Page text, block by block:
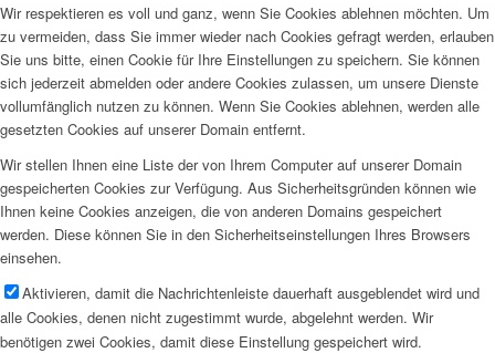
Wir respektieren es voll und ganz, wenn Sie Cookies ablehnen möchten. Um
zu vermeiden, dass Sie immer wieder nach Cookies gefragt werden, erlauben
Sie uns bitte, einen Cookie für Ihre Einstellungen zu speichern. Sie können
sich jederzeit abmelden oder andere Cookies zulassen, um unsere Dienste
vollumfänglich nutzen zu können. Wenn Sie Cookies ablehnen, werden alle
gesetzten Cookies auf unserer Domain entfernt.
Wir stellen Ihnen eine Liste der von Ihrem Computer auf unserer Domain
gespeicherten Cookies zur Verfügung. Aus Sicherheitsgründen können wie
Ihnen keine Cookies anzeigen, die von anderen Domains gespeichert
werden. Diese können Sie in den Sicherheitseinstellungen Ihres Browsers
einsehen.
Aktivieren, damit die Nachrichtenleiste dauerhaft ausgeblendet wird und
alle Cookies, denen nicht zugestimmt wurde, abgelehnt werden. Wir
benötigen zwei Cookies, damit diese Einstellung gespeichert wird.